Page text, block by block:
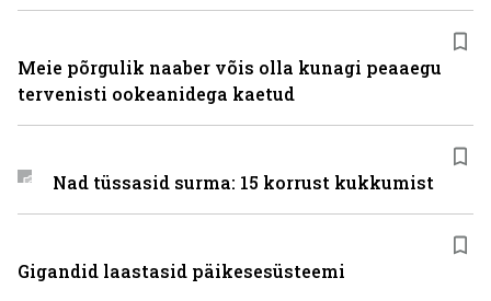
Meie põrgulik naaber võis olla kunagi peaaegu
tervenisti ookeanidega kaetud
Nad tüssasid surma: 15 korrust kukkumist
Gigandid laastasid päikesesüsteemi